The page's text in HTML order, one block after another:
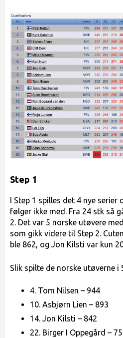
Step 1
I Step 1 spilles det 4 nye serier
følger ikke med. Fra 24 stk så
2. Det var 5 norske utøvere
som gikk videre til Step 2.
ble 862, og Jon Kilsti var kun
Slik spilte de norske utøverne i
4. Tom Nilsen – 944
10. Asbjørn Lien – 893
14. Jon Kilsti – 842
22. Birger I Oppegård –